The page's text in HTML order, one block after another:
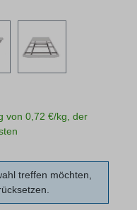
von 0,72 €/kg, der
treffen möchten,